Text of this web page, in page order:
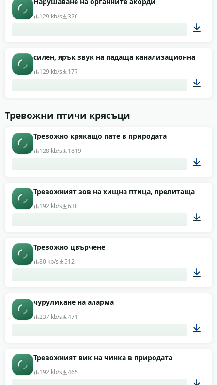
129 kb/s 326
00:03
силен, ярък звук на падаща канализационна
129 kb/s 177
Тревожни птичи крясъци
Тревожно крякащо пате в природата
128 kb/s 1819
00:04
Тревожният зов на хищна птица, прелитаща над
192 kb/s 638
Тревожно цвърчене
80 kb/s 512
чуруликане на аларма
237 kb/s 471
Тревожният вик на чинка в природата
192 kb/s 465